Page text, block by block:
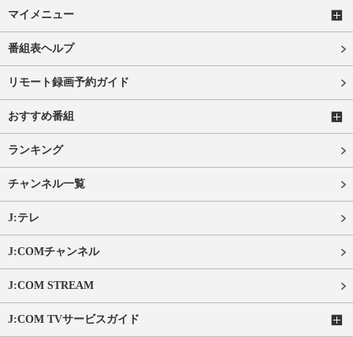
マイメニュー
番組表ヘルプ
リモート録画予約ガイド
おすすめ番組
ランキング
チャンネル一覧
J:テレ
J:COMチャンネル
J:COM STREAM
J:COM TVサービスガイド